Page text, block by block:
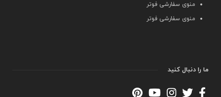
منوی سفارشی فوتر
منوی سفارشی فوتر
ما را دنبال کنید